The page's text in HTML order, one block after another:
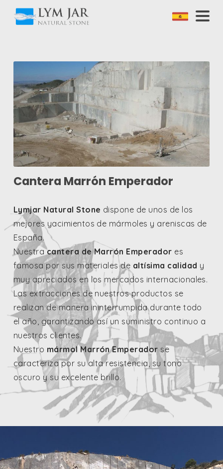
Cantera Marrón Emperador
Lymjar Natural Stone dispone de unos de los
mejores yacimientos de mármoles y areniscas de
España.
Nuestracantera de Marrón Emperador es
famosa por sus materiales de altísima calidad y
muy apreciados en los mercados internacionales.
Las extracciones de nuestros productos se
realizan de manera ininterrumpida durante todo
el año, garantizando así un suministro continuo a
nuestros clientes.
Nuestro mármol Marrón Emperador se
caracteriza por su alta resistencia, su tono
oscuro y su excelente brillo.